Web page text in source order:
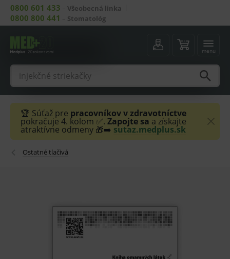
0800 601 433 – Všeobecná linka
0800 800 441 – Stomatológ
menu
🏆 Súťaž pre pracovníkov v zdravotníctve
pokračuje 4. kolom ✅. Zapojte sa a získajte
atraktívne odmeny 🎁➡️ sutaz.medplus.sk
Ostatné tlačivá